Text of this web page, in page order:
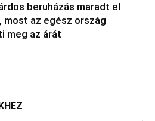
beruházás maradt el
most az egész ország
meg az árát